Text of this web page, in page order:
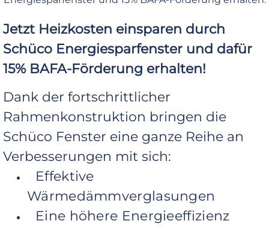
Jetzt Heizkosten einsparen durch
Schüco Energiesparfenster und dafür
15% BAFA-Förderung erhalten!
Dank der fortschrittlicher
Rahmenkonstruktion bringen die
Schüco Fenster eine ganze Reihe an
Verbesserungen mit sich:
Effektive
Wärmedämmverglasungen
Eine höhere Energieeffizienz